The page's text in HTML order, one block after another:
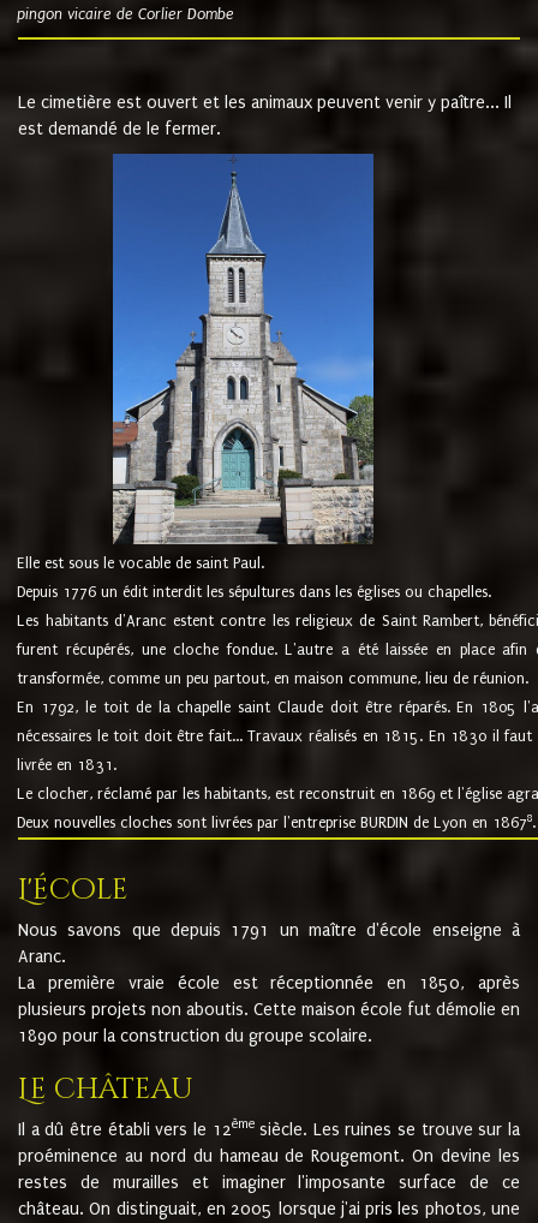
pingon vicaire de Corlier Dombe
Le cimetière est ouvert et les animaux peuvent venir y paître... Il
est demandé de le fermer.
Elle est sous le vocable de saint Paul.
Depuis 1776 un édit interdit les sépultures dans les églises ou chapelles.
Les habitants d'Aranc estent contre les religieux de Saint Rambert,
furent récupérés, une cloche fondue. L'autre a été laissée en place
transformée, comme un peu partout, en maison commune, lieu de réunion.
En 1792, le toit de la chapelle saint Claude doit être réparés. En 1805
nécessaires le toit doit être fait... Travaux réalisés en 1815. En 1830 il
livrée en 1831.
Le clocher, réclamé par les habitants, est reconstruit en 1869 et l'église
Deux nouvelles cloches sont livrées par l'entreprise BURDIN de Lyon en 18678.
L'école
Nous savons que depuis 1791 un maître d'école enseigne à
Aranc.
La première vraie école est réceptionnée en 1850, après
plusieurs projets non aboutis. Cette maison école fut démolie en
1890 pour la construction du groupe scolaire.
Le château
Il a dû être établi vers le 12èmesiècle. Les ruines se trouve sur la
proéminence au nord du hameau de Rougemont. On devine les
restes de murailles et imaginer l'imposante surface de ce
château. On distinguait, en 2005 lorsque j'ai pris les photos, une